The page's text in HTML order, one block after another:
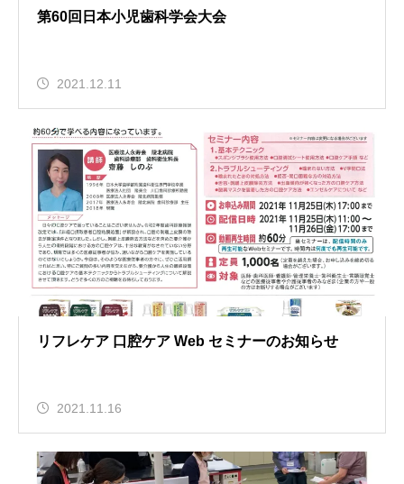
第60回日本小児歯科学会大会
2021.12.11
リフレケア 口腔ケア Web セミナーのお知らせ
2021.11.16